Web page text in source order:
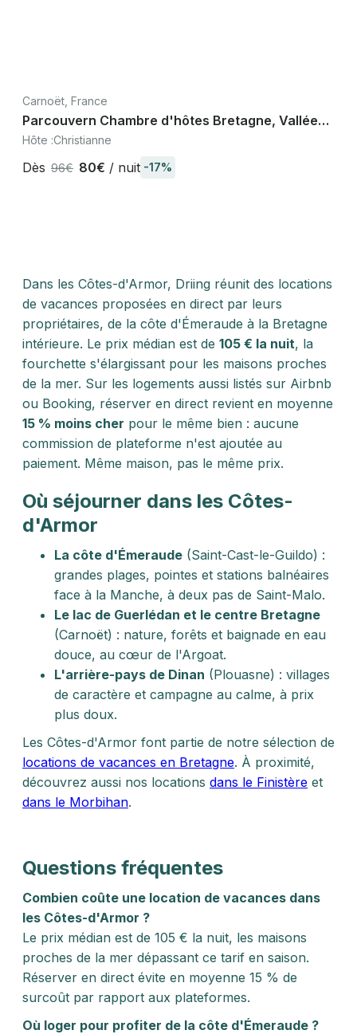
Carnoët, France
Parcouvern Chambre d'hôtes Bretagne, Vallée
des Saints
Hôte :Christianne
Dès 96€ 80€ / nuit -17%
Dans les Côtes-d'Armor, Driing réunit des locations
de vacances proposées en direct par leurs
propriétaires, de la côte d'Émeraude à la Bretagne
intérieure. Le prix médian est de 105 € la nuit, la
fourchette s'élargissant pour les maisons proches
de la mer. Sur les logements aussi listés sur Airbnb
ou Booking, réserver en direct revient en moyenne
15 % moins cher pour le même bien : aucune
commission de plateforme n'est ajoutée au
paiement. Même maison, pas le même prix.
Où séjourner dans les Côtes-
d'Armor
La côte d'Émeraude (Saint-Cast-le-Guildo) :
grandes plages, pointes et stations balnéaires
face à la Manche, à deux pas de Saint-Malo.
Le lac de Guerlédan et le centre Bretagne
(Carnoët) : nature, forêts et baignade en eau
douce, au cœur de l'Argoat.
L'arrière-pays de Dinan (Plouasne) : villages
de caractère et campagne au calme, à prix
plus doux.
Les Côtes-d'Armor font partie de notre sélection de
locations de vacances en Bretagne. À proximité,
découvrez aussi nos locations dans le Finistère et
dans le Morbihan.
Questions fréquentes
Combien coûte une location de vacances dans
les Côtes-d'Armor ?
Le prix médian est de 105 € la nuit, les maisons
proches de la mer dépassant ce tarif en saison.
Réserver en direct évite en moyenne 15 % de
surcoût par rapport aux plateformes.
Où loger pour profiter de la côte d'Émeraude ?